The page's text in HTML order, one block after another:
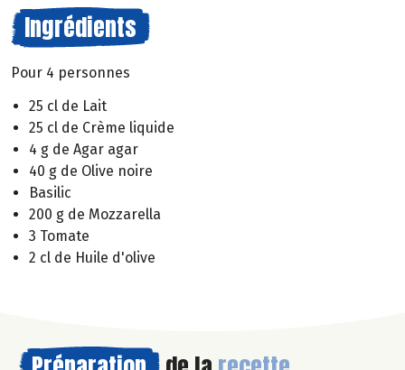
Ingrédients
Pour 4 personnes
25 cl de Lait
25 cl de Crème liquide
4 g de Agar agar
40 g de Olive noire
Basilic
200 g de Mozzarella
3 Tomate
2 cl de Huile d'olive